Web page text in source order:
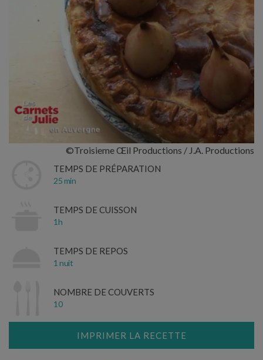
©Troisieme Œil Productions / J.A. Productions
TEMPS DE PRÉPARATION
25 min
TEMPS DE CUISSON
1h
TEMPS DE REPOS
1 nuit
NOMBRE DE COUVERTS
10
IMPRIMER LA RECETTE